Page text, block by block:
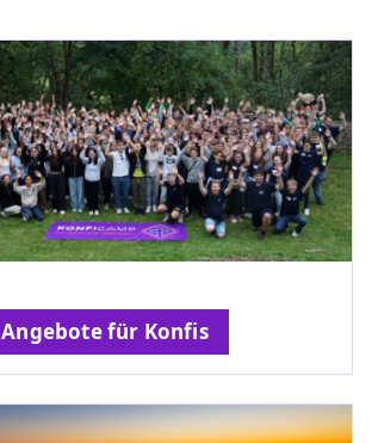
Angebote für Konfis